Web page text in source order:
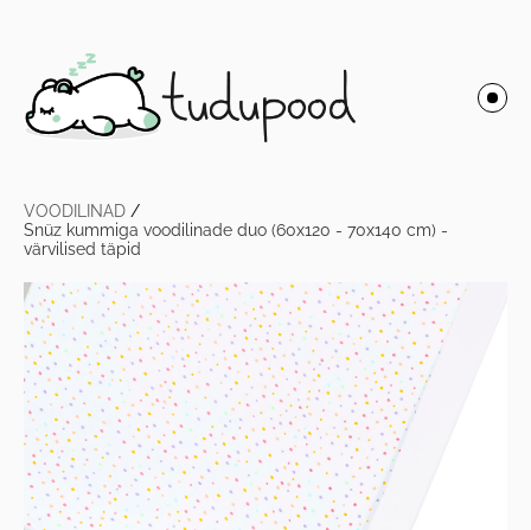
VOODILINAD /
Snüz kummiga voodilinade duo (60x120 - 70x140 cm) -
värvilised täpid